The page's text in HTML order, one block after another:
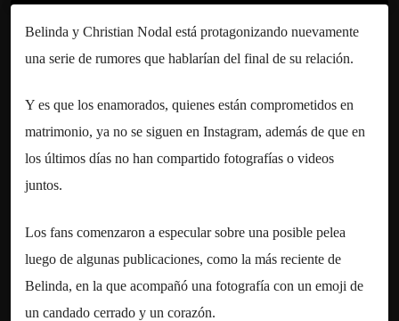
Belinda y Christian Nodal está protagonizando nuevamente
una serie de rumores que hablarían del final de su relación.
Y es que los enamorados, quienes están comprometidos en
matrimonio, ya no se siguen en Instagram, además de que en
los últimos días no han compartido fotografías o videos
juntos.
Los fans comenzaron a especular sobre una posible pelea
luego de algunas publicaciones, como la más reciente de
Belinda, en la que acompañó una fotografía con un emoji de
un candado cerrado y un corazón.